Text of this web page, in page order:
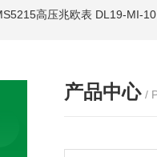
高压兆欧表 DL19-MI-
产品中心 /